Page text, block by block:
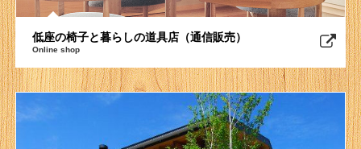
低座の椅子と暮らしの道具店（通信販売）
Online shop